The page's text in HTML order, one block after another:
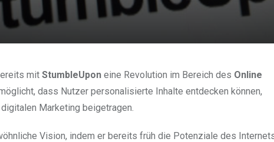
mit StumbleUpon eine Revolution im Bereich des Online
dass Nutzer personalisierte Inhalte entdecken können,
Marketing beigetragen.
Vision, indem er bereits früh die Potenziale des